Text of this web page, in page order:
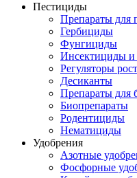
Пестициды
Препараты для
Гербициды
Фунгициды
Инсектициды и
Регуляторы
Десиканты
Препараты для
Биопрепараты
Родентициды
Нематициды
Удобрения
Азотные
Фосфорные